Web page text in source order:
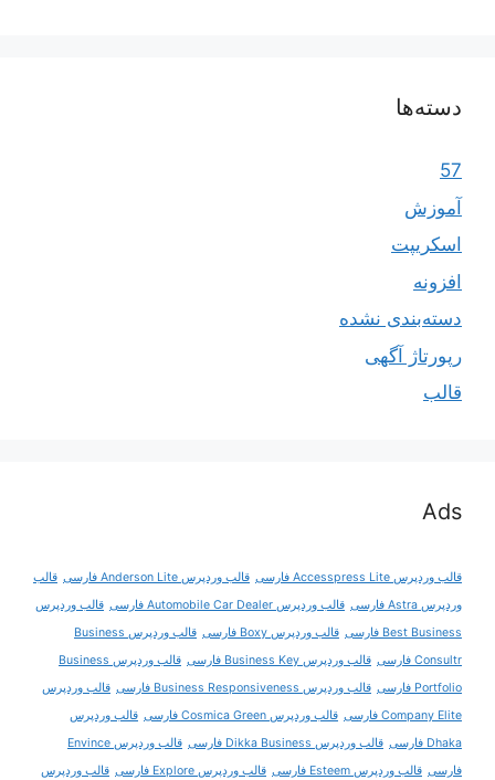
دسته‌ها
57
آموزش
اسکریپت
افزونه
دسته‌بندی نشده
رپورتاژ آگهی
قالب
Ads
قالب وردپرس Accesspress Lite فارسی قالب وردپرس Anderson Lite فارسی
قالب
وردپرس Astra فارسی
قالب وردپرس Automobile Car Dealer فارسی
قالب وردپرس
Best Business فارسی
قالب وردپرس Boxy فارسی
قالب وردپرس Business
Consultr فارسی
قالب وردپرس Business Key فارسی
قالب وردپرس Business
Portfolio فارسی
قالب وردپرس Business Responsiveness فارسی
قالب وردپرس
Company Elite فارسی
قالب وردپرس Cosmica Green فارسی
قالب وردپرس
Dhaka فارسی
قالب وردپرس Dikka Business فارسی
قالب وردپرس Envince
فارسی قالب وردپرس Esteem فارسی قالب وردپرس Explore فارسی
قالب وردپرس